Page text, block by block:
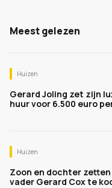
Meest gelezen
Huizen
Gerard Joling zet zijn
huur voor 6.500 euro
Huizen
Zoon en dochter
vader Gerard Cox te